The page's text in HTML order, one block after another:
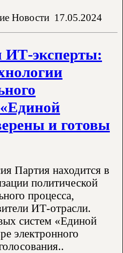
Новости 17.05.2024
эксперты:
и готовы
Партия находится в
политической
процесса,
ИТ-отрасли.
систем «Единой
электронного